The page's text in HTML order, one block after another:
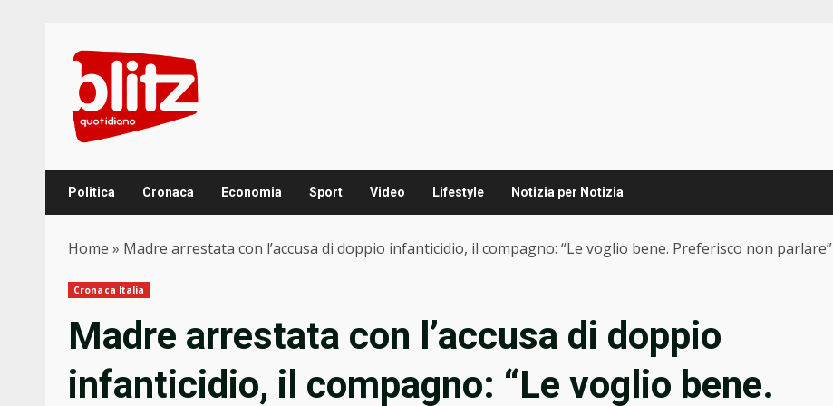
content
Politica Cronaca Economia Sport Video Lifestyle Notizia per Notizia
Home » Madre arrestata con l’accusa di doppio infanticidio, il compagno: “Le voglio bene. Preferisco non parlare”
Cronaca Italia
Madre arrestata con l’accusa di doppio
infanticidio, il compagno: “Le voglio bene.